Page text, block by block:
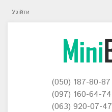
Увійти
(050) 187-80-87
(097) 160-64-74
(063) 920-07-47